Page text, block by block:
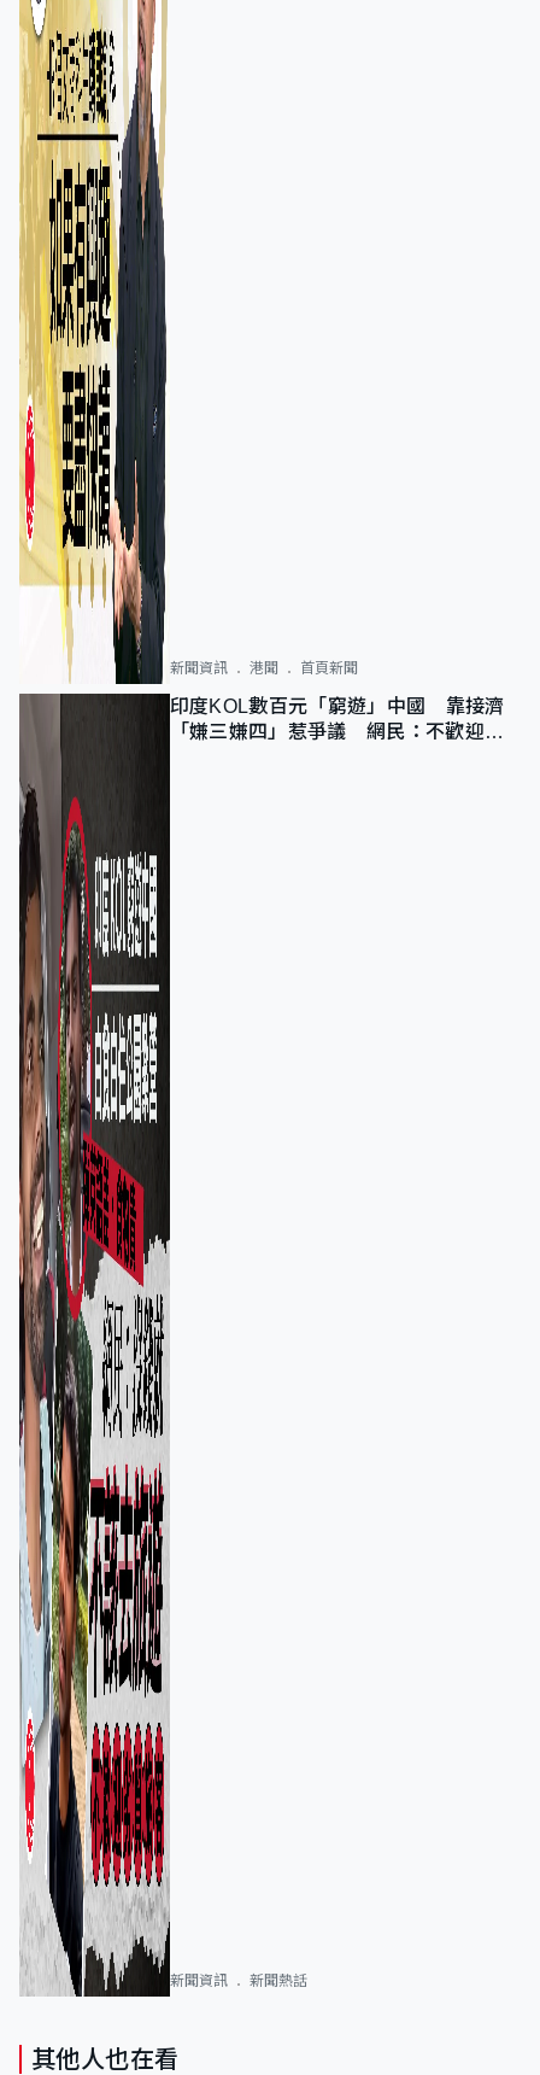
新聞資訊 港聞 首頁新聞
印度KOL數百元「窮遊」中國 靠接濟
「嫌三嫌四」惹爭議 網民：不歡迎劣
新聞資訊 新聞熱話
其他人也在看